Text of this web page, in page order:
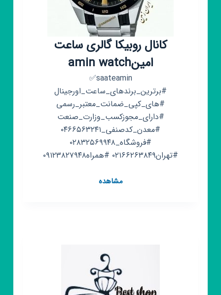
کانال روبیکا گالری ساعت
امینamin watch
saateamin✅
#برترین_برندهای_ساعت_اورجینال
#های_کپی_ضمانت_معتبر_رسمی
#دارای_مجوزکسب_وزارت_صنعت
#معدن_کدصنفی_۰۴۶۶۵۶۳۲۴۱
#فروشگاه_۰۲۸۳۲۵۶۹۹۴۸
#تهران۰۲۱۶۶۲۶۳۸۴۹ #همراه۰۹۱۲۳۸۲۷۹۴۸
مشاهدهکانال